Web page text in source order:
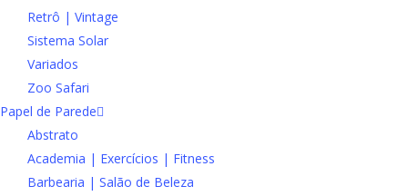
Retrô | Vintage
Sistema Solar
Variados
Zoo Safari
Papel de Parede
Abstrato
Academia | Exercícios | Fitness
Barbearia | Salão de Beleza